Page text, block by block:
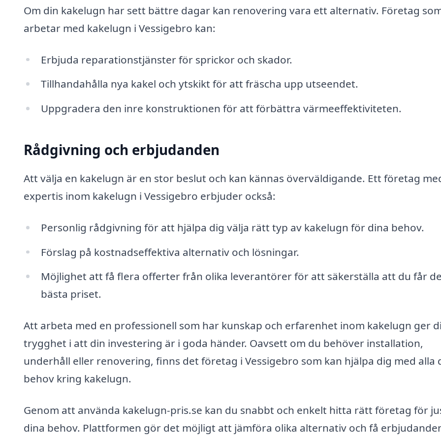
Om din kakelugn har sett bättre dagar kan renovering vara ett alternativ. Företag
arbetar med kakelugn i Vessigebro kan:
Erbjuda reparationstjänster för sprickor och skador.
Tillhandahålla nya kakel och ytskikt för att fräscha upp utseendet.
Uppgradera den inre konstruktionen för att förbättra värmeeffektiviteten.
Rådgivning och erbjudanden
Att välja en kakelugn är en stor beslut och kan kännas överväldigande. Ett företag
expertis inom kakelugn i Vessigebro erbjuder också:
Personlig rådgivning för att hjälpa dig välja rätt typ av kakelugn för dina behov.
Förslag på kostnadseffektiva alternativ och lösningar.
Möjlighet att få flera offerter från olika leverantörer för att säkerställa att du får
bästa priset.
Att arbeta med en professionell som har kunskap och erfarenhet inom kakelugn ger
trygghet i att din investering är i goda händer. Oavsett om du behöver installation,
underhåll eller renovering, finns det företag i Vessigebro som kan hjälpa dig med alla
behov kring kakelugn.
Genom att använda kakelugn-pris.se kan du snabbt och enkelt hitta rätt företag för
dina behov. Plattformen gör det möjligt att jämföra olika alternativ och få